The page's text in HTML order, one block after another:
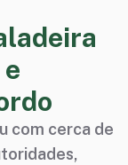
com cerca de